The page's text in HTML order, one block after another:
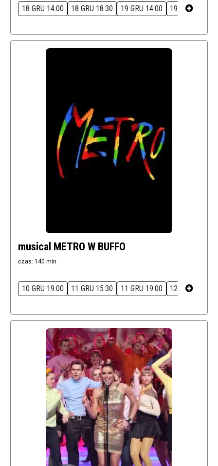
18 GRU 14:00 18 GRU 18:30 19 GRU 14:00 19 GRU 18:30
musical METRO W BUFFO
czas: 140 min.
10 GRU 19:00 11 GRU 15:30 11 GRU 19:00 12 GRU 15:30